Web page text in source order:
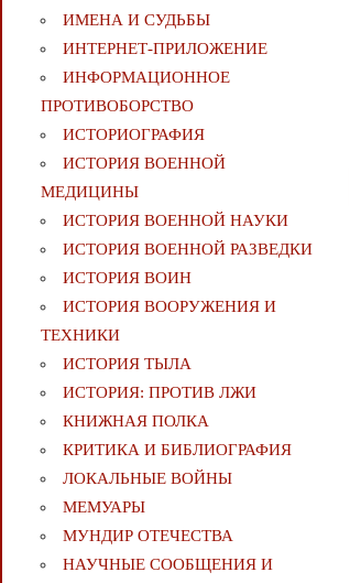
ИМЕНА И СУДЬБЫ
ИНТЕРНЕТ-ПРИЛОЖЕНИЕ
ИНФОРМАЦИОННОЕ
ПРОТИВОБОРСТВО
ИСТОРИОГРАФИЯ
ИСТОРИЯ ВОЕННОЙ
МЕДИЦИНЫ
ИСТОРИЯ ВОЕННОЙ НАУКИ
ИСТОРИЯ ВОЕННОЙ РАЗВЕДКИ
ИСТОРИЯ ВОИН
ИСТОРИЯ ВООРУЖЕНИЯ И
ТЕХНИКИ
ИСТОРИЯ ТЫЛА
ИСТОРИЯ: ПРОТИВ ЛЖИ
КНИЖНАЯ ПОЛКА
КРИТИКА И БИБЛИОГРАФИЯ
ЛОКАЛЬНЫЕ ВОЙНЫ
МЕМУАРЫ
МУНДИР ОТЕЧЕСТВА
НАУЧНЫЕ СООБЩЕНИЯ И